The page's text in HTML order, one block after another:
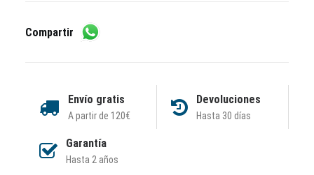
Compartir
Envío gratis
A partir de 120€
Devoluciones
Hasta 30 días
Garantía
Hasta 2 años